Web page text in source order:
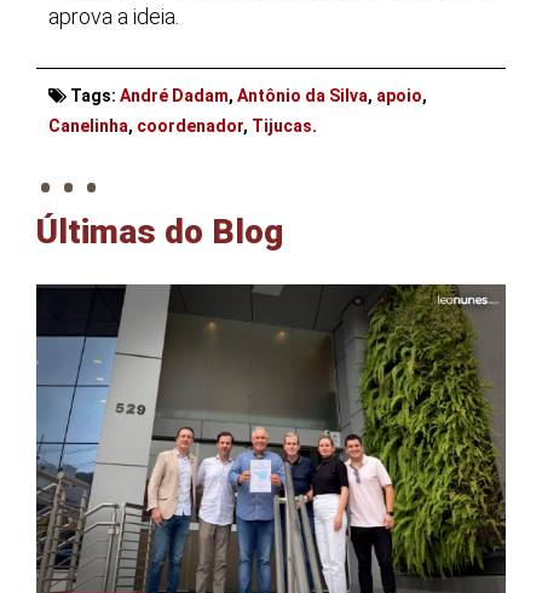
aprova a ideia.
Tags: André Dadam, Antônio da Silva, apoio,
Canelinha, coordenador, Tijucas.
. . .
Últimas do Blog